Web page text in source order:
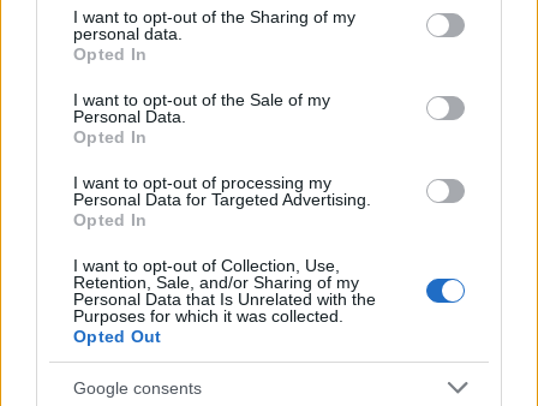
I want to opt-out of the Sharing of my
personal data.
Opted In
I want to opt-out of the Sale of my
Personal Data.
Opted In
I want to opt-out of processing my
Personal Data for Targeted Advertising.
Opted In
I want to opt-out of Collection, Use,
Retention, Sale, and/or Sharing of my
Personal Data that Is Unrelated with the
Purposes for which it was collected.
Opted Out
Google consents
del web.
Risale fino a chi quel giornale lo possiede:Cinzia
Monteverdi,presidente e amministratrice
cofondatore, Francesco Aliberti, l’azionista
reggiano. E sul fronte parallelo italiano, affidato
agli avvocati Calcaterra, Fisicaro e Siniscalchi,
entrano nel mirino anche Sigfrido Ranucci per
Report e Bianca Berlinguer per “È sempre
Cartabianca”. Una platea ampia, selezionata con
scientifica freddezza, nessuno è più intoccabile.